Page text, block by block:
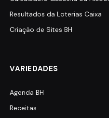
Resultados da Loterias Caixa
Criação de Sites BH
VARIEDADES
Agenda BH
Receitas